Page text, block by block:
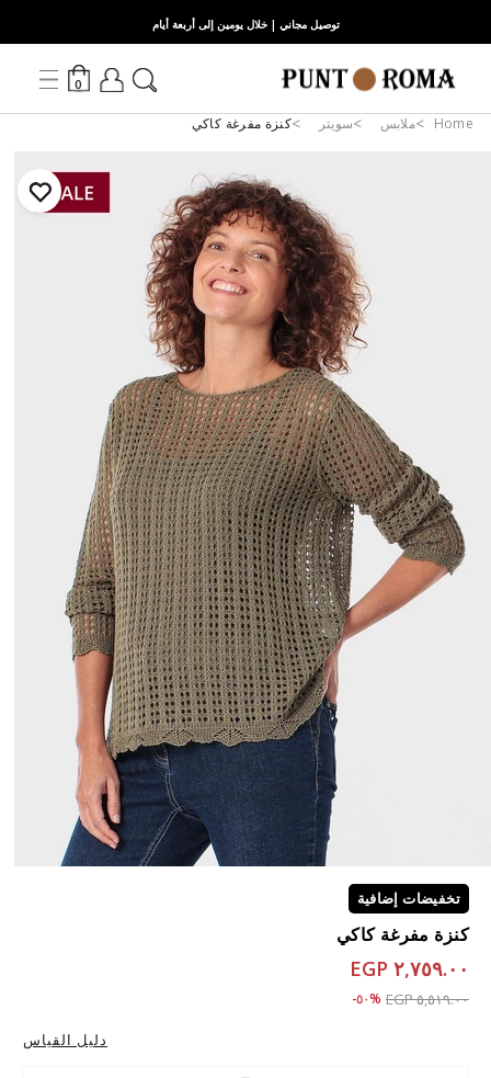
توصيل مجاني | خلال يومين إلى أربعة أيام
0
Home ملابس سويتر كنزة مفرغة كاكي
تخفيضات إضافية
كنزة مفرغة كاكي
٢,٧٥٩.٠٠ EGP
Price reduced from
٥,٥١٩.٠٠ EGP to ٢,٧٥٩.٠٠ EGP%٥٠-
دليل القياس